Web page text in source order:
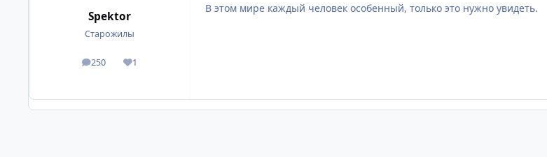
Spektor
Старожилы
250
посты 1
Репутация
В этом мире каждый человек особенный, только это нужно увидеть.